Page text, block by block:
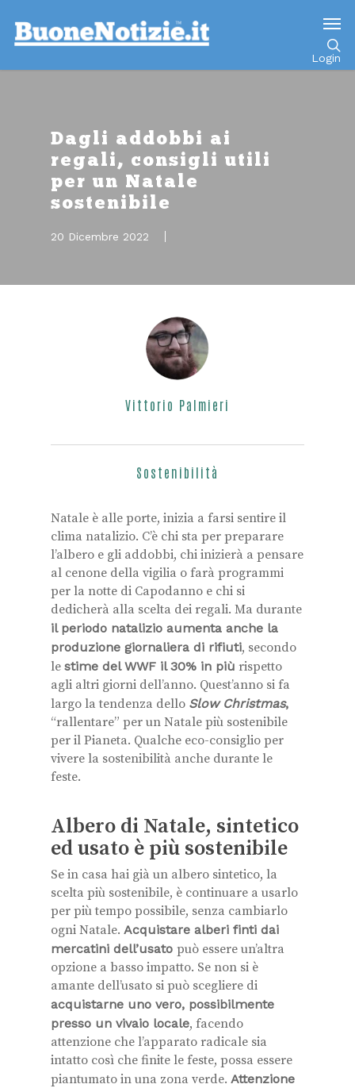
Login
Dagli addobbi ai
regali, consigli utili
per un Natale
sostenibile
20 Dicembre 2022
Vittorio Palmieri
Sostenibilità
Natale è alle porte, inizia a farsi sentire il
clima natalizio. C’è chi sta per preparare
l’albero e gli addobbi, chi inizierà a pensare
al cenone della vigilia o farà programmi
per la notte di Capodanno e chi si
dedicherà alla scelta dei regali. Ma durante
il periodo natalizio aumenta anche la
produzione giornaliera di rifiuti, secondo
le stime del WWF il 30% in più rispetto
agli altri giorni dell’anno. Quest’anno si fa
largo la tendenza dello Slow Christmas,
“rallentare” per un Natale più sostenibile
per il Pianeta. Qualche eco-consiglio per
vivere la sostenibilità anche durante le
feste.
Albero di Natale, sintetico
ed usato è più sostenibile
Se in casa hai già un albero sintetico, la
scelta più sostenibile, è continuare a usarlo
per più tempo possibile, senza cambiarlo
ogni Natale. Acquistare alberi finti dai
mercatini dell’usato può essere un’altra
opzione a basso impatto. Se non si è
amante dell’usato si può scegliere di
acquistarne uno vero, possibilmente
presso un vivaio locale, facendo
attenzione che l’apparato radicale sia
intatto così che finite le feste, possa essere
piantumato in una zona verde. Attenzione
Go to mobile version